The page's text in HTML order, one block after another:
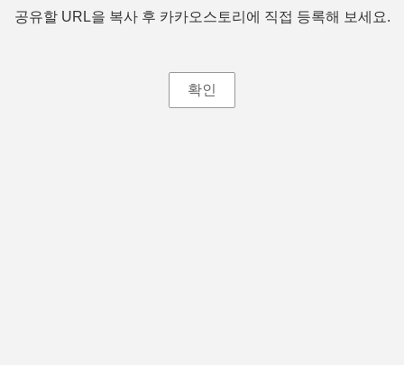
공유할 URL을 복사 후 카카오스토리에 직접 등록해 보세요.
확인